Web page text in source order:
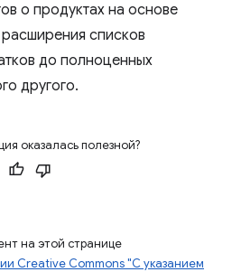
о продуктах на основе
списков
до полноценных
другого.
оказалась полезной?
на этой странице
Creative Commons "С указанием